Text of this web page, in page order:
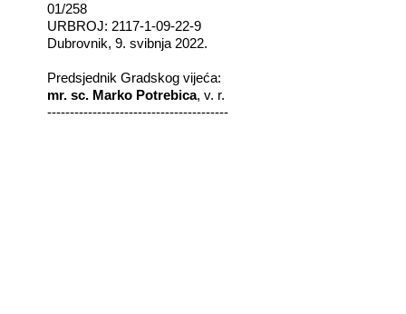
01/258
URBROJ: 2117-1-09-22-9
Dubrovnik, 9. svibnja 2022.
Predsjednik Gradskog vijeća:
mr. sc. Marko Potrebica, v. r.
----------------------------------------